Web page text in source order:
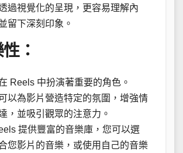
過視覺化的呈現，更容易理解內
留下深刻印象。
：
Reels 中扮演著重要的角色。
以為影片營造特定的氛圍，增強情
，並吸引觀眾的注意力。
提供豐富的音樂庫，您可以選
您影片的音樂，或使用自己的音樂